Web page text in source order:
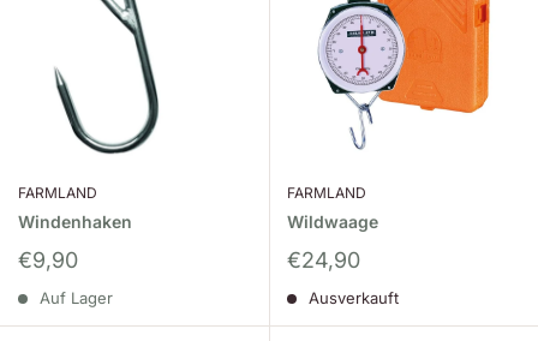
FARMLAND
Windenhaken
Sonderpreis
€9,90
Auf Lager
FARMLAND
Wildwaage
Sonderpreis
€24,90
Ausverkauft